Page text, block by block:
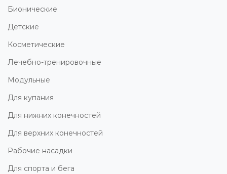
Бионические
Детские
Косметические
Лечебно-тренировочные
Модульные
Для купания
Для нижних конечностей
Для верхних конечностей
Рабочие насадки
Для спорта и бега